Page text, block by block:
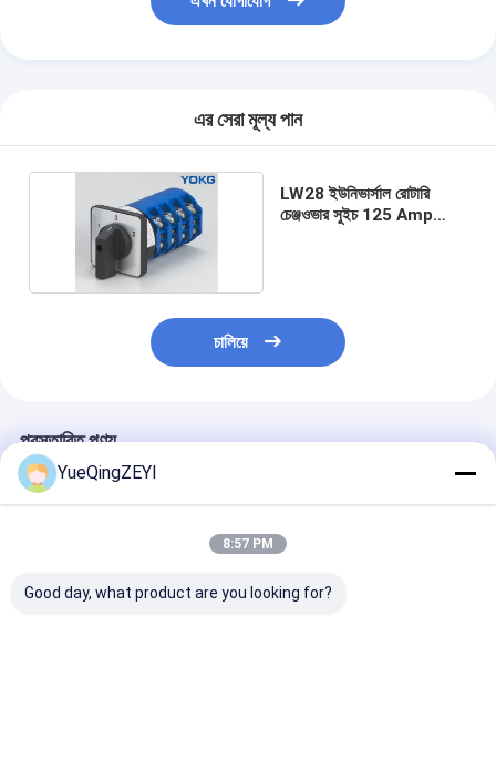
এর সেরা মূল্য পান
LW28 ইউনিভার্সাল রোটারি
চেঞ্জওভার সুইচ 125 Amp
চালিয়ে
প্রস্তাবিত পণ্য
YueQingZEYI
8:57 PM
Good day, what product are you looking for?